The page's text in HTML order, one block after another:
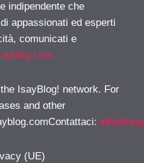
indipendente che
appassionati ed esperti
comunicati e
IsayBlog! network. For
and other
:
(UE)